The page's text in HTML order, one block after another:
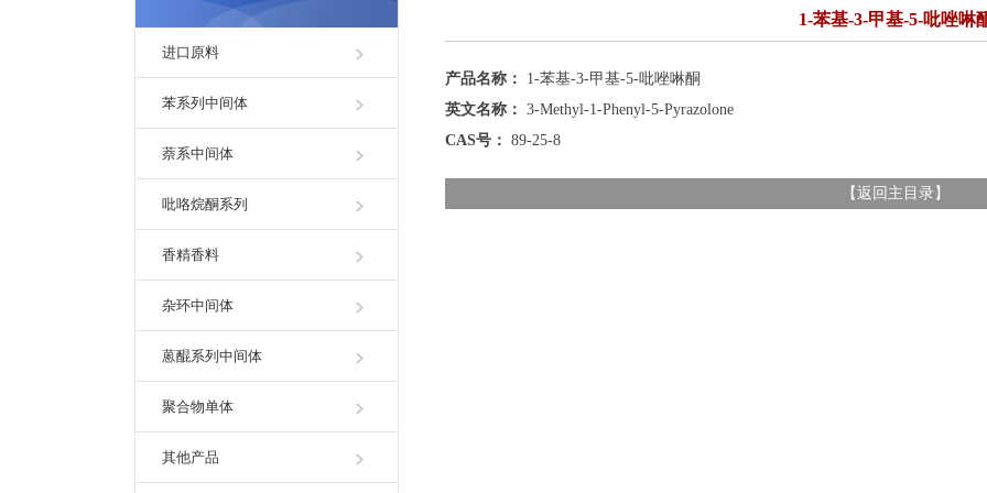
进口原料
苯系列中间体
萘系中间体
吡咯烷酮系列
香精香料
杂环中间体
蒽醌系列中间体
聚合物单体
其他产品
1-苯基-3-甲基-5-吡唑啉
产品名称： 1-苯基-3-甲基-5-吡唑啉酮
英文名称： 3-Methyl-1-Phenyl-5-Pyrazolone
CAS号： 89-25-8
【 返回主目录 】